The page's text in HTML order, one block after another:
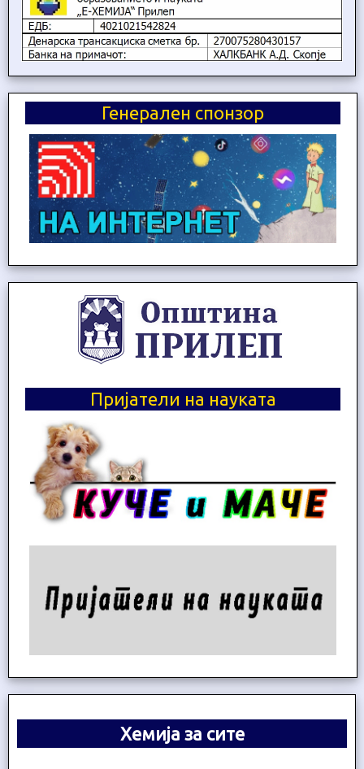
Генерален спонзор
Пријатели на науката
Хемија за сите